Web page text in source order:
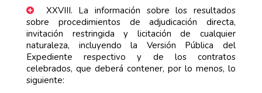
XXVIII. La información sobre los resultados
sobre procedimientos de adjudicación directa,
invitación restringida y licitación de cualquier
naturaleza, incluyendo la Versión Pública del
Expediente respectivo y de los contratos
celebrados, que deberá contener, por lo menos, lo
siguiente: